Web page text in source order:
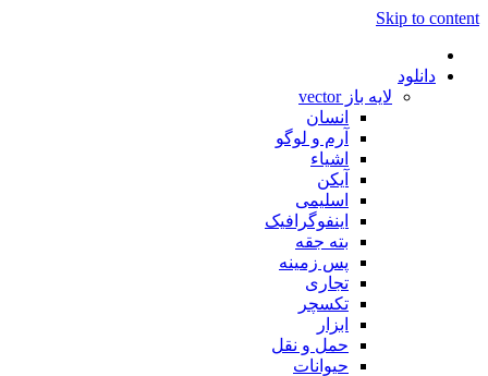
Skip to content
دانلود
لایه باز vector
انسان
آرم و لوگو
اشیاء
آیکن
اسلیمی
اینفوگرافیک
بته جقه
پس زمینه
تجاری
تکسچر
ابزار
حمل و نقل
حیوانات